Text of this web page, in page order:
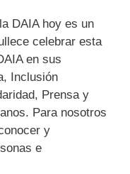
DAIA hoy es un
celebrar esta
en sus
Inclusión
Prensa y
Para nosotros
y
e